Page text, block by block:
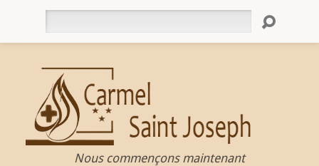
Nous commençons maintenant